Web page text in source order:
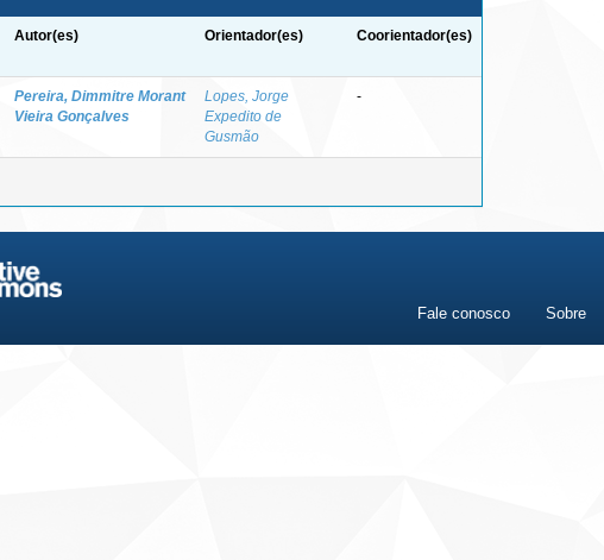
Autor(es) Orientador(es) Coorientador(es)
Pereira, Dimmitre Morant
Vieira Gonçalves
Lopes, Jorge
Expedito de
Gusmão
-
Fale conosco Sobre